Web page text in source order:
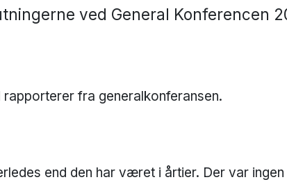
ved General Konferencen
rapporterer fra generalkonferansen.
end den har været i årtier. Der var